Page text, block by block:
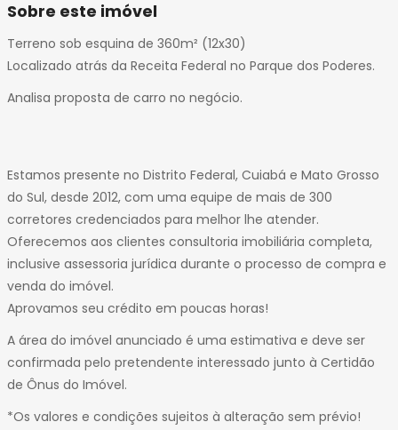
Sobre este imóvel
Terreno sob esquina de 360m² (12x30)
Localizado atrás da Receita Federal no Parque dos Poderes.
Analisa proposta de carro no negócio.
Estamos presente no Distrito Federal, Cuiabá e Mato Grosso
do Sul, desde 2012, com uma equipe de mais de 300
corretores credenciados para melhor lhe atender.
Oferecemos aos clientes consultoria imobiliária completa,
inclusive assessoria jurídica durante o processo de compra e
venda do imóvel.
Aprovamos seu crédito em poucas horas!
A área do imóvel anunciado é uma estimativa e deve ser
confirmada pelo pretendente interessado junto à Certidão
de Ônus do Imóvel.
*Os valores e condições sujeitos à alteração sem prévio!